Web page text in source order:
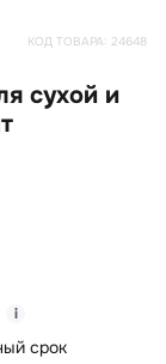
КОД ТОВАРА: 24648
сухой и
i
срок